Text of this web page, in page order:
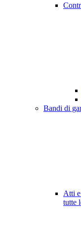
Bandi di
Atti
tutte